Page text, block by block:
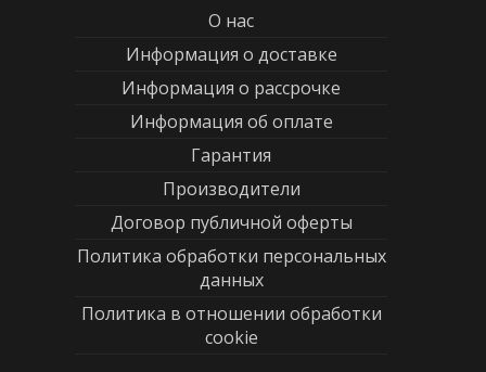
О нас
Информация о доставке
Информация о рассрочке
Информация об оплате
Гарантия
Производители
Договор публичной оферты
Политика обработки персональных
данных
Политика в отношении обработки
cookie